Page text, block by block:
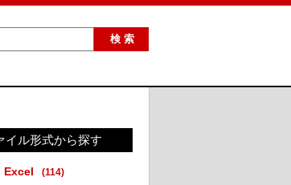
イル形式から探す
Excel (114)